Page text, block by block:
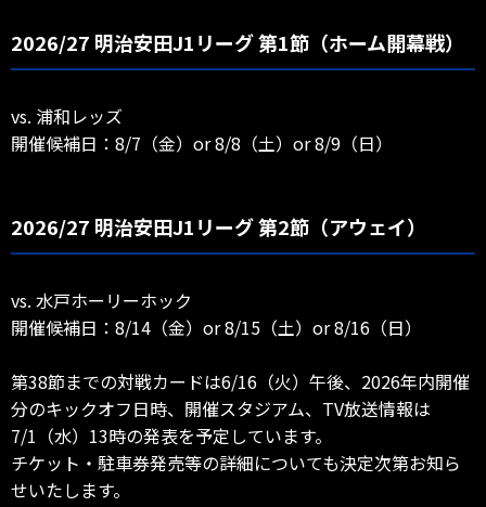
2026/27 明治安田J1リーグ 第1節（ホーム開幕戦）
vs. 浦和レッズ
開催候補日：8/7（金）or 8/8（土）or 8/9（日）
2026/27 明治安田J1リーグ 第2節（アウェイ）
vs. 水戸ホーリーホック
開催候補日：8/14（金）or 8/15（土）or 8/16（日）
第38節までの対戦カードは6/16（火）午後、2026年内開催
分のキックオフ日時、開催スタジアム、TV放送情報は
7/1（水）13時の発表を予定しています。
チケット・駐車券発売等の詳細についても決定次第お知ら
せいたします。